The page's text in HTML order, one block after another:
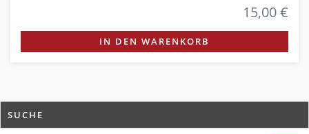
15,00 €
IN DEN WARENKORB
SUCHE